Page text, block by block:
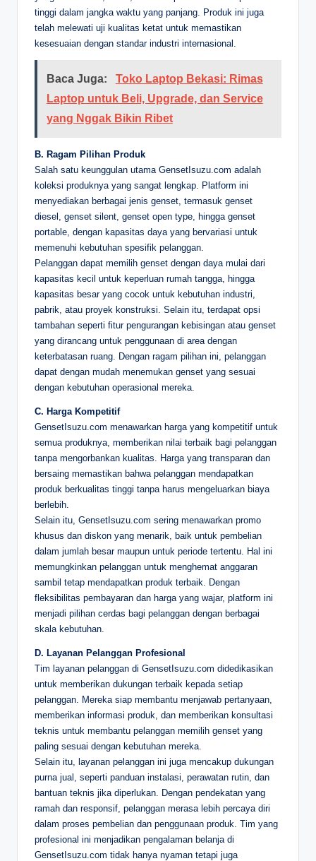
tinggi dalam jangka waktu yang panjang. Produk ini juga
telah melewati uji kualitas ketat untuk memastikan
kesesuaian dengan standar industri internasional.
Baca Juga:
Toko Laptop Bekasi: Rimas
Laptop untuk Beli, Upgrade, dan Service
yang Nggak Bikin Ribet
B. Ragam Pilihan Produk
Salah satu keunggulan utama GensetIsuzu.com adalah
koleksi produknya yang sangat lengkap. Platform ini
menyediakan berbagai jenis genset, termasuk genset
diesel, genset silent, genset open type, hingga genset
portable, dengan kapasitas daya yang bervariasi untuk
memenuhi kebutuhan spesifik pelanggan.
Pelanggan dapat memilih genset dengan daya mulai dari
kapasitas kecil untuk keperluan rumah tangga, hingga
kapasitas besar yang cocok untuk kebutuhan industri,
pabrik, atau proyek konstruksi. Selain itu, terdapat opsi
tambahan seperti fitur pengurangan kebisingan atau genset
yang dirancang untuk penggunaan di area dengan
keterbatasan ruang. Dengan ragam pilihan ini, pelanggan
dapat dengan mudah menemukan genset yang sesuai
dengan kebutuhan operasional mereka.
C. Harga Kompetitif
GensetIsuzu.com menawarkan harga yang kompetitif untuk
semua produknya, memberikan nilai terbaik bagi pelanggan
tanpa mengorbankan kualitas. Harga yang transparan dan
bersaing memastikan bahwa pelanggan mendapatkan
produk berkualitas tinggi tanpa harus mengeluarkan biaya
berlebih.
Selain itu, GensetIsuzu.com sering menawarkan promo
khusus dan diskon yang menarik, baik untuk pembelian
dalam jumlah besar maupun untuk periode tertentu. Hal ini
memungkinkan pelanggan untuk menghemat anggaran
sambil tetap mendapatkan produk terbaik. Dengan
fleksibilitas pembayaran dan harga yang wajar, platform ini
menjadi pilihan cerdas bagi pelanggan dengan berbagai
skala kebutuhan.
D. Layanan Pelanggan Profesional
Tim layanan pelanggan di GensetIsuzu.com didedikasikan
untuk memberikan dukungan terbaik kepada setiap
pelanggan. Mereka siap membantu menjawab pertanyaan,
memberikan informasi produk, dan memberikan konsultasi
teknis untuk membantu pelanggan memilih genset yang
paling sesuai dengan kebutuhan mereka.
Selain itu, layanan pelanggan ini juga mencakup dukungan
purna jual, seperti panduan instalasi, perawatan rutin, dan
bantuan teknis jika diperlukan. Dengan pendekatan yang
ramah dan responsif, pelanggan merasa lebih percaya diri
dalam proses pembelian dan penggunaan produk. Tim yang
profesional ini menjadikan pengalaman belanja di
GensetIsuzu.com tidak hanya nyaman tetapi juga